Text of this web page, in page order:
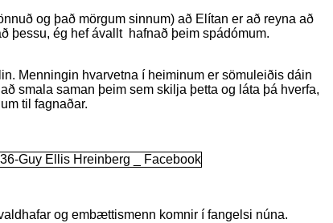
og það mörgum sinnum) að Elítan er að reyna að
þessu, ég hef ávallt hafnað þeim spádómum.
Menningin hvarvetna í heiminum er sömuleiðis dáin
smala saman þeim sem skilja þetta og láta þá hverfa,
til fagnaðar.
og embættismenn komnir í fangelsi núna.